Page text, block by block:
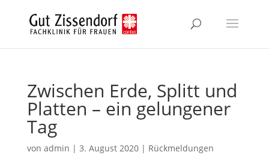
springen
Zwischen Erde, Splitt und
Platten – ein gelungener
Tag
von admin | 3. August 2020| Rückmeldungen